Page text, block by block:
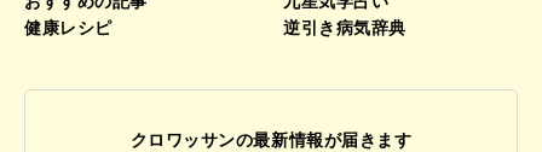
健康レシピ
逆引き病気辞典
クロワッサンの最新情報が届きます